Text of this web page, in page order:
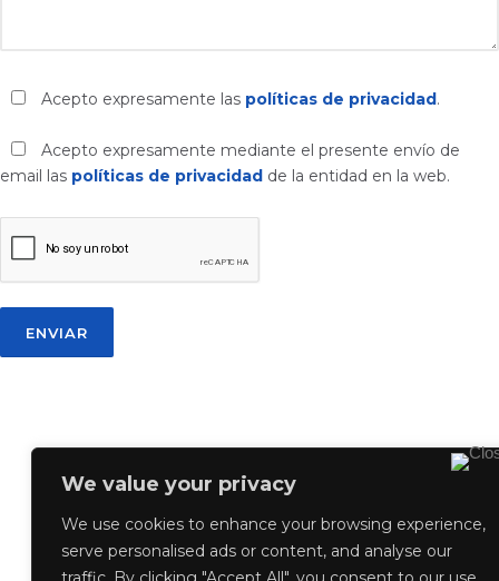
We value your privacy
We use cookies to enhance your browsing experience,
serve personalised ads or content, and analyse our
Acepto expresamente las políticas de privacidad.
Acepto expresamente mediante el presente envío de
email las políticas de privacidad de la entidad en la web.